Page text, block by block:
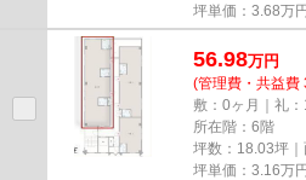
坪単価： 3.68万
56.98万円
(管理費・共益費
敷：0ヶ月｜礼：
所在階：6階
坪数：18.03坪
坪単価： 3.16万